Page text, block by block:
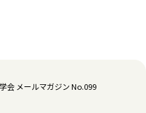
会 メールマガジン No.099